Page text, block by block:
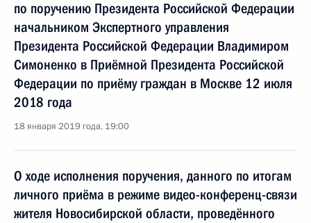
по поручению Президента Российской Федерации
начальником Экспертного управления
Президента Российской Федерации Владимиром
Симоненко в Приёмной Президента Российской
Федерации по приёму граждан в Москве 12 июля
2018 года
18 января 2019 года, 19:00
О ходе исполнения поручения, данного по итогам
личного приёма в режиме видео-конференц-связи
жителя Новосибирской области, проведённого